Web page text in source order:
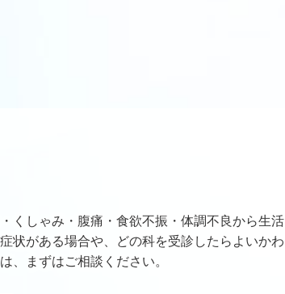
くしゃみ・腹痛・食欲不振・体調不良から生活
状がある場合や、どの科を受診したらよいかわ
、まずはご相談ください。